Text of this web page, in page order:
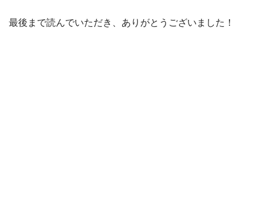
最後まで読んでいただき、ありがとうございました！